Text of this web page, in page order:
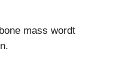
mass wordt